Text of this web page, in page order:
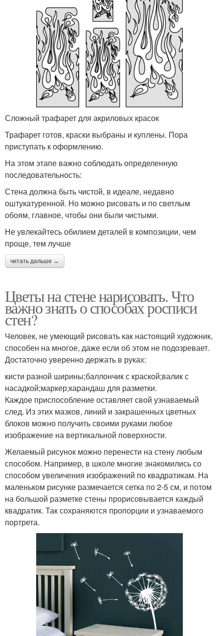
Сложный трафарет для акриловых красок
Трафарет готов, краски выбраны и куплены. Пора
приступать к оформлению.
На этом этапе важно соблюдать определенную
последовательность:
Стена должна быть чистой, в идеале, недавно
оштукатуренной. Но можно рисовать и по светлым
обоям, главное, чтобы они были чистыми.
Не увлекайтесь обилием деталей в композиции, чем
проще, тем лучше
читать дальше →
Цветы на стене нарисовать. Что
важно знать о способах росписи
стен?
Человек, не умеющий рисовать как настоящий художник,
способен на многое, даже если об этом не подозревает.
Достаточно уверенно держать в руках:
кисти разной ширины;баллончик с краской;валик с
насадкой;маркер;карандаш для разметки.
Каждое приспособление оставляет свой узнаваемый
след. Из этих мазков, линий и закрашенных цветных
блоков можно получить своими руками любое
изображение на вертикальной поверхности.
Желаемый рисунок можно перенести на стену любым
способом. Например, в школе многие знакомились со
способом увеличения изображений по квадратикам. На
маленьком рисунке размечается сетка по 2-5 см, и потом
на большой разметке стены прорисовывается каждый
квадратик. Так сохраняются пропорции и узнаваемого
портрета.